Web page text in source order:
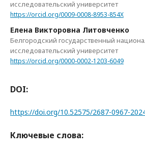
исследовательский университет
https://orcid.org/0009-0008-8953-854X
Елена Викторовна Литовченко
Белгородский государственный
исследовательский университет
https://orcid.org/0000-0002-1203-6049
DOI:
https://doi.org/10.52575/2687-0967-
Ключевые слова: